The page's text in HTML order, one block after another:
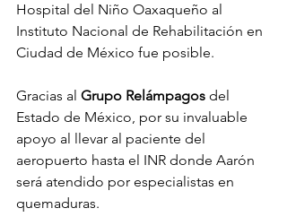
Hospital del Niño Oaxaqueño al
Instituto Nacional de Rehabilitación en
Ciudad de México fue posible.
Gracias al Grupo Relámpagos del
Estado de México, por su invaluable
apoyo al llevar al paciente del
aeropuerto hasta el INR donde Aarón
será atendido por especialistas en
quemaduras.